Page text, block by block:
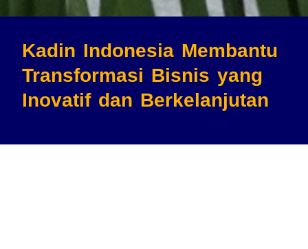
Kadin Indonesia Membantu
Transformasi Bisnis yang
Inovatif dan Berkelanjutan